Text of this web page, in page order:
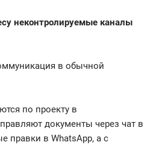
неконтролируемые каналы
в обычной
по проекту в
документы через чат в
правки в WhatsApp, а с